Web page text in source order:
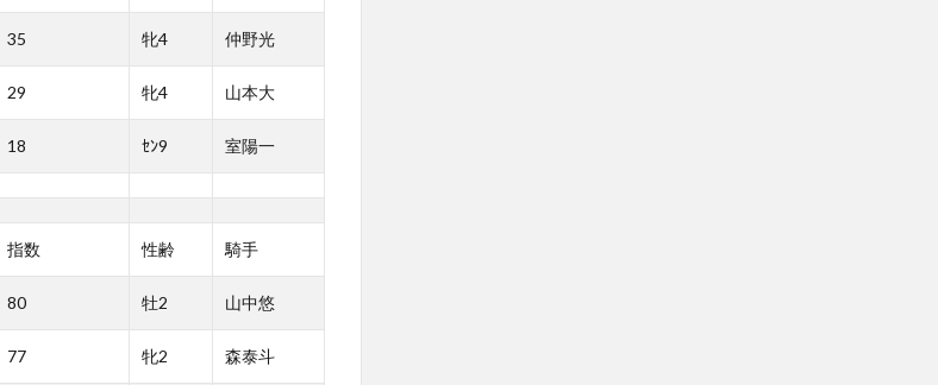
35 牝4 仲野光
29 牝4 山本大
18 ｾﾝ9 室陽一
指数 性齢 騎手
80 牡2 山中悠
77 牝2 森泰斗